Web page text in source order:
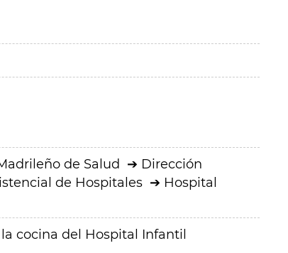
de Salud
Dirección
de Hospitales
Hospital
cocina del Hospital Infantil